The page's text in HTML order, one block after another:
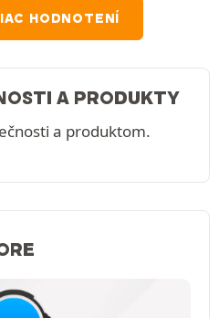
HODNOTENÍ
A PRODUKTY
a produktom.